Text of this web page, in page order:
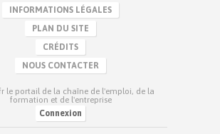
INFORMATIONS LÉGALES
PLAN DU SITE
CRÉDITS
NOUS CONTACTER
le portail de la chaîne de l'emploi, de la
formation et de l'entreprise
Connexion